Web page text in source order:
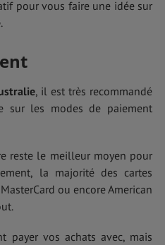
pour vous faire une idée sur
.
, il est très recommandé
sur les modes de paiement
reste le meilleur moyen pour
la majorité des cartes
ou encore American
payer vos achats avec, mais